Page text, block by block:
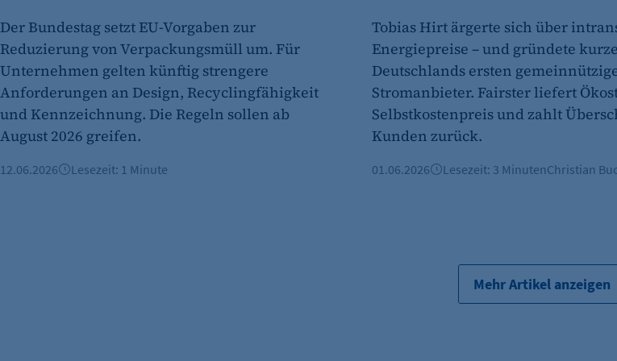
Anbieter:
etracker GmbH
Zweck:
Es erlaubt eTracker Cookies zu
Cookie Laufzeit:
480 Tage
isSdEnabled
Der Bundestag setzt EU-Vorgaben zur
Reduzierung von Verpackungsmüll um. Für
Unternehmen gelten künftig strengere
Anforderungen an Design, Recyclingfähigkeit
und Kennzeichnung. Die Regeln sollen ab
August 2026 greifen.
12.06.2026 Lesezeit: 1 Minute
Tobias Hirt ärgerte sich über
Energiepreise – und gründete
Deutschlands ersten
Stromanbieter. Fairster liefert
Selbstkostenpreis und zahlt
Kunden zurück.
01.06.2026 Lesezeit: 3 MinutenChristian
Mehr Artikel anzeigen